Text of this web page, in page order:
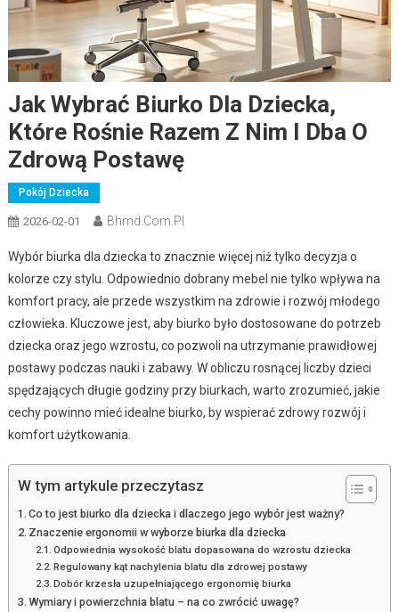
Jak Wybrać Biurko Dla Dziecka,
Które Rośnie Razem Z Nim I Dba O
Zdrową Postawę
Pokój Dziecka
2026-02-01 Bhmd.com.pl
Wybór biurka dla dziecka to znacznie więcej niż tylko decyzja o
kolorze czy stylu. Odpowiednio dobrany mebel nie tylko wpływa na
komfort pracy, ale przede wszystkim na zdrowie i rozwój młodego
człowieka. Kluczowe jest, aby biurko było dostosowane do potrzeb
dziecka oraz jego wzrostu, co pozwoli na utrzymanie prawidłowej
postawy podczas nauki i zabawy. W obliczu rosnącej liczby dzieci
spędzających długie godziny przy biurkach, warto zrozumieć, jakie
cechy powinno mieć idealne biurko, by wspierać zdrowy rozwój i
komfort użytkowania.
W tym artykule przeczytasz
Co to jest biurko dla dziecka i dlaczego jego wybór jest ważny?
Znaczenie ergonomii w wyborze biurka dla dziecka
Odpowiednia wysokość blatu dopasowana do wzrostu dziecka
Regulowany kąt nachylenia blatu dla zdrowej postawy
Dobór krzesła uzupełniającego ergonomię biurka
Wymiary i powierzchnia blatu – na co zwrócić uwagę?